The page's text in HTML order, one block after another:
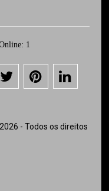
1
- Todos os direitos